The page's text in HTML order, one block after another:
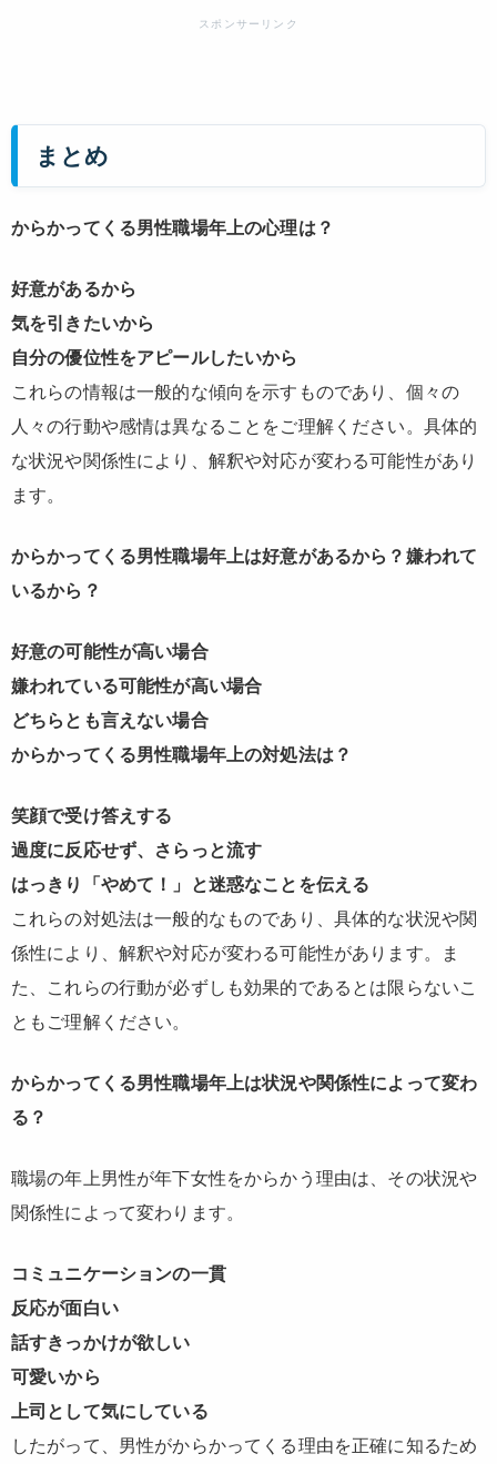
まとめ
からかってくる男性職場年上の心理は？
好意があるから
気を引きたいから
自分の優位性をアピールしたいから
これらの情報は一般的な傾向を示すものであり、個々の
人々の行動や感情は異なることをご理解ください。具体的
な状況や関係性により、解釈や対応が変わる可能性があり
ます。
からかってくる男性職場年上は好意があるから？嫌われて
いるから？
好意の可能性が高い場合
嫌われている可能性が高い場合
どちらとも言えない場合
からかってくる男性職場年上の対処法は？
笑顔で受け答えする
過度に反応せず、さらっと流す
はっきり「やめて！」と迷惑なことを伝える
これらの対処法は一般的なものであり、具体的な状況や関
係性により、解釈や対応が変わる可能性があります。ま
た、これらの行動が必ずしも効果的であるとは限らないこ
ともご理解ください。
からかってくる男性職場年上は状況や関係性によって変わ
る？
職場の年上男性が年下女性をからかう理由は、その状況や
関係性によって変わります。
コミュニケーションの一貫
反応が面白い
話すきっかけが欲しい
可愛いから
上司として気にしている
したがって、男性がからかってくる理由を正確に知るため